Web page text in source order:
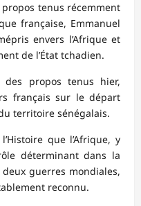
tenus récemment
française, Emmanuel
envers l’Afrique et
de l’État tchadien.
propos tenus hier,
français sur le départ
territoire sénégalais.
que l’Afrique, y
déterminant dans la
guerres mondiales,
reconnu.